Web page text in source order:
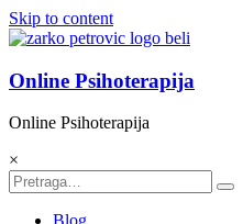
Skip to content
Online Psihoterapija
Online Psihoterapija
×